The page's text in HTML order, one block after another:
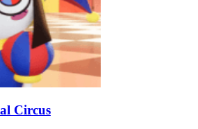
Circus